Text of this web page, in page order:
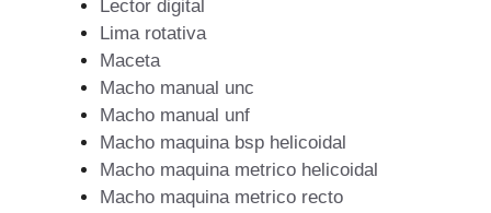
Lector digital
Lima rotativa
Maceta
Macho manual unc
Macho manual unf
Macho maquina bsp helicoidal
Macho maquina metrico helicoidal
Macho maquina metrico recto